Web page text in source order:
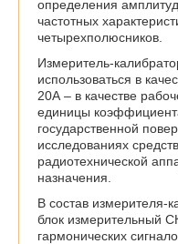
определения
частотных
четырехполюсников.
Измеритель-
использоваться в
20А – в качестве
единицы
государственной
исследованиях
радиотехнической
назначения.
В состав измерителя-
блок измерительный
гармонических